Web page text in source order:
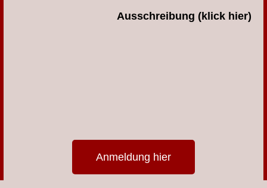
Ausschreibung (klick hier)
Anmeldung hier